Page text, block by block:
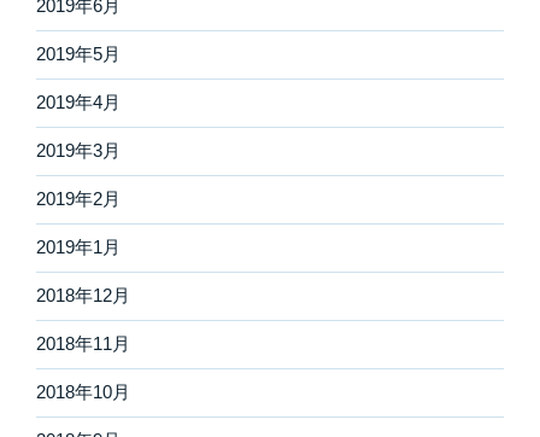
2019年6月
2019年5月
2019年4月
2019年3月
2019年2月
2019年1月
2018年12月
2018年11月
2018年10月